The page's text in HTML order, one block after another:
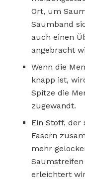
Ort, um
Saumband
auch einen
angebracht
Wenn die
knapp ist,
Spitze die
zugewandt.
Ein Stoff, der
Fasern
mehr
erleichtert